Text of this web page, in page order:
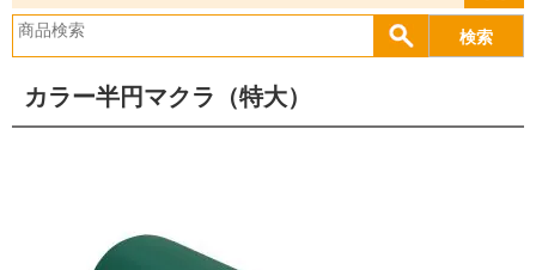
カラー半円マクラ（特大）